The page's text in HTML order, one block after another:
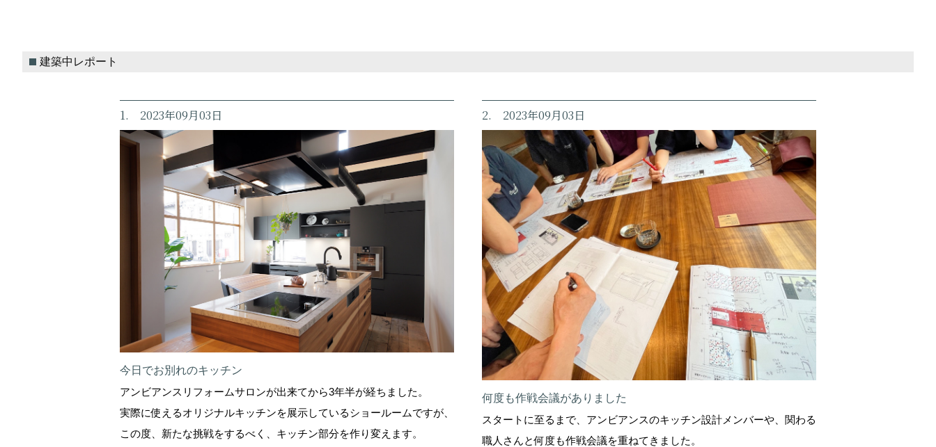
建築中レポート
1. 2023年09月03日
今日でお別れのキッチン
アンビアンスリフォームサロンが出来てから3年半が経ちました。
実際に使えるオリジナルキッチンを展示しているショールームですが、
この度、新たな挑戦をするべく、キッチン部分を作り変えます。
2. 2023年09月03日
何度も作戦会議がありました
スタートに至るまで、アンビアンスのキッチン設計メンバーや、関わる
職人さんと何度も作戦会議を重ねてきました。